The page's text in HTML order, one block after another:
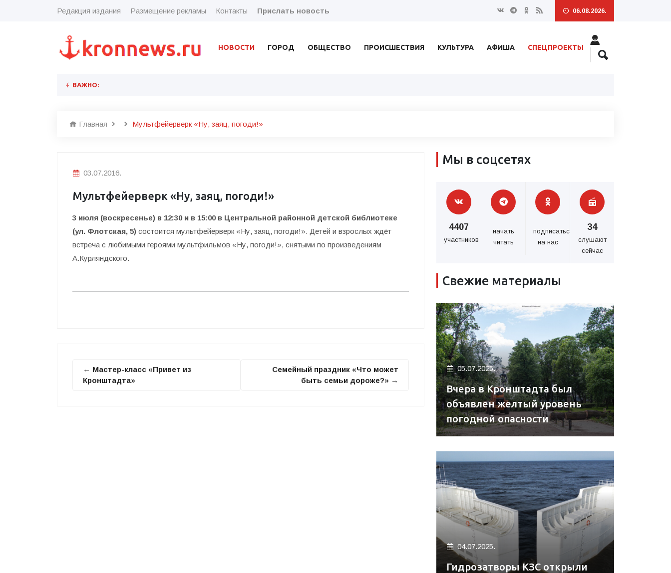
Редакция издания Размещение рекламы Контакты Прислать новость 06.08.2026.
НОВОСТИ ГОРОД ОБЩЕСТВО ПРОИСШЕСТВИЯ КУЛЬТУРА АФИША СПЕЦПРОЕКТЫ
ВАЖНО:
Главная Мультфейерверк «Ну, заяц, погоди!»
03.07.2016.
Мультфейерверк «Ну, заяц, погоди!»
3 июля (воскресенье) в 12:30 и в 15:00 в Центральной районной детской библиотеке
(ул. Флотская, 5) состоится мультфейерверк «Ну, заяц, погоди!». Детей и взрослых ждёт
встреча с любимыми героями мультфильмов «Ну, погоди!», снятыми по произведениям
А.Курляндского.
← Мастер-класс «Привет из
Кронштадта»
Семейный праздник «Что может
быть семьи дороже?» →
Мы в соцсетях
4407
участников
начать
читать
подписаться
на нас
34
слушают
сейчас
Свежие материалы
05.07.2025.
Вчера в Кронштадта был
объявлен желтый уровень
погодной опасности
04.07.2025.
Гидрозатворы КЗС открыли